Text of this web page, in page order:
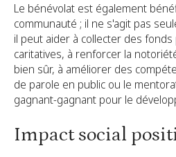
Le bénévolat est également
communauté ; il ne s'agit pas
il peut aider à collecter des
caritatives, à renforcer la
bien sûr, à améliorer des
de parole en public ou le
gagnant-gagnant pour le
Impact social